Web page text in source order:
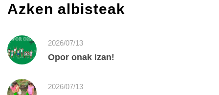
Azken albisteak
2026/07/13
Opor onak izan!
2026/07/13